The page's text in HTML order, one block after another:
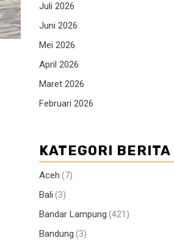
Juli 2026
Juni 2026
Mei 2026
April 2026
Maret 2026
Februari 2026
KATEGORI BERITA
Aceh (7)
Bali (3)
Bandar Lampung (421)
Bandung (3)